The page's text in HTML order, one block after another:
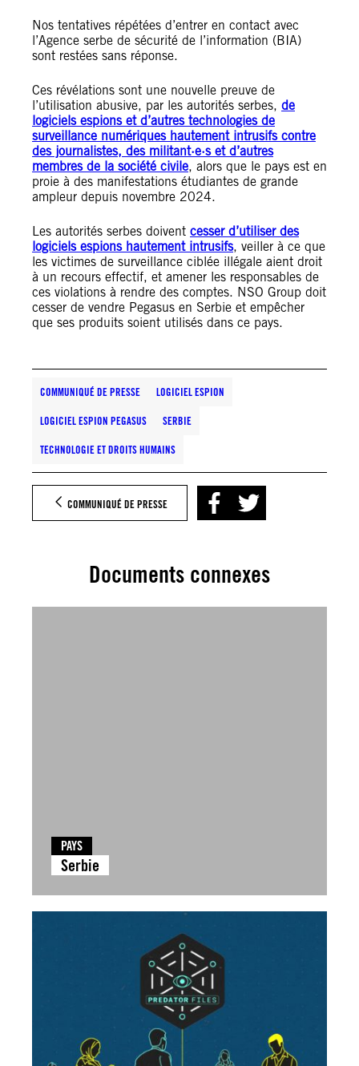
Nos tentatives répétées d’entrer en contact avec
l’Agence serbe de sécurité de l’information (BIA)
sont restées sans réponse.
Ces révélations sont une nouvelle preuve de
l’utilisation abusive, par les autorités serbes, de
logiciels espions et d’autres technologies de
surveillance numériques hautement intrusifs contre
des journalistes, des militant·e·s et d’autres
membres de la société civile, alors que le pays est en
proie à des manifestations étudiantes de grande
ampleur depuis novembre 2024.
Les autorités serbes doivent cesser d’utiliser des
logiciels espions hautement intrusifs, veiller à ce que
les victimes de surveillance ciblée illégale aient droit
à un recours effectif, et amener les responsables de
ces violations à rendre des comptes. NSO Group doit
cesser de vendre Pegasus en Serbie et empêcher
que ses produits soient utilisés dans ce pays.
COMMUNIQUÉ DE PRESSE LOGICIEL ESPION
LOGICIEL ESPION PEGASUS SERBIE
TECHNOLOGIE ET DROITS HUMAINS
COMMUNIQUÉ DE PRESSE
Documents connexes
PAYS
Serbie